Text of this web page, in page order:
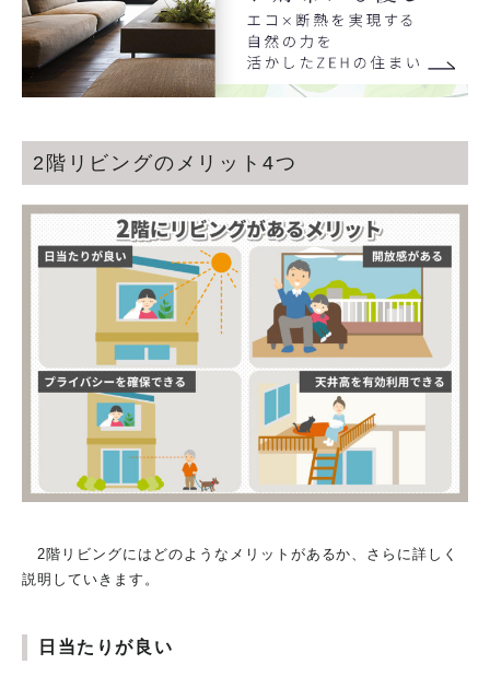
2階リビングのメリット4つ
2階リビングにはどのようなメリットがあるか、さらに詳しく
説明していきます。
日当たりが良い